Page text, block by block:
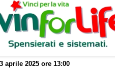
3 aprile 2025 ore 13:00